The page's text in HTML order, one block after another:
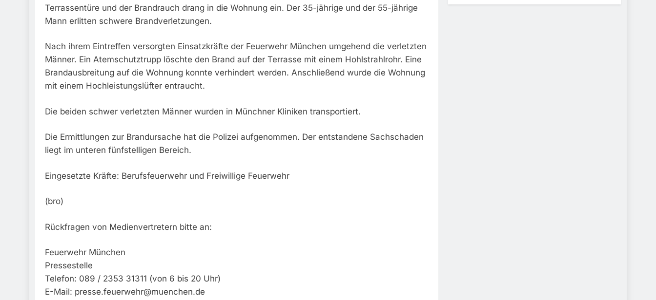
Terrassentüre und der Brandrauch drang in die Wohnung ein. Der 35-jährige und der 55-jährige
Mann erlitten schwere Brandverletzungen.
Nach ihrem Eintreffen versorgten Einsatzkräfte der Feuerwehr München umgehend die verletzten
Männer. Ein Atemschutztrupp löschte den Brand auf der Terrasse mit einem Hohlstrahlrohr. Eine
Brandausbreitung auf die Wohnung konnte verhindert werden. Anschließend wurde die Wohnung
mit einem Hochleistungslüfter entraucht.
Die beiden schwer verletzten Männer wurden in Münchner Kliniken transportiert.
Die Ermittlungen zur Brandursache hat die Polizei aufgenommen. Der entstandene Sachschaden
liegt im unteren fünfstelligen Bereich.
Eingesetzte Kräfte: Berufsfeuerwehr und Freiwillige Feuerwehr
(bro)
Rückfragen von Medienvertretern bitte an:
Feuerwehr München
Pressestelle
Telefon: 089 / 2353 31311 (von 6 bis 20 Uhr)
E-Mail: presse.feuerwehr@muenchen.de